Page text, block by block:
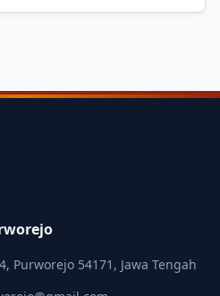
Purworejo 54171, Jawa Tengah